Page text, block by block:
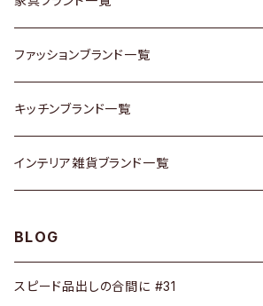
その他家具
Vintageヴィンテージ / Antiqueアンティーク
Designers / デザイナーズ
スカーフ
腕時計
Vintage / ヴィンテージ
銀製品
和物 / 作家物
その他キッチン雑貨
ACME Furniture / アクメ ファニチャー
ACTUS / アクタス
arflex / アルフレックス
ファッションブランド一覧
agnes b / アニエス ベー
BALLY / バリー
キッチンブランド一覧
ARABIA / アラビア
インテリア雑貨ブランド一覧
BLOG
スピード品出しの合間に #31